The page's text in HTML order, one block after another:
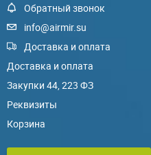
Обратный звонок
info@airmir.su
Доставка и оплата
Доставка и оплата
Закупки 44, 223 ФЗ
Реквизиты
Корзина